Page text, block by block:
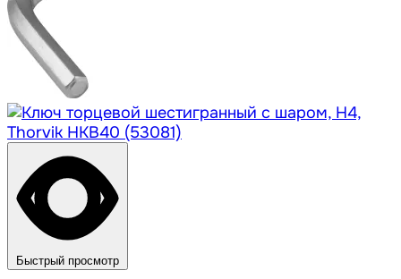
Быстрый просмотр